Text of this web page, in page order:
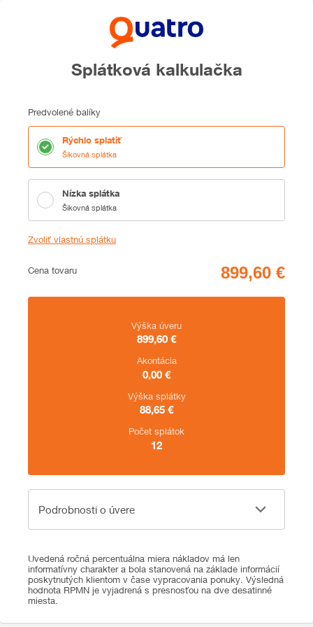
Splátková kalkulačka
Predvolené balíky
Rýchlo splatiť
Šikovná splátka
Nízka splátka
Šikovná splátka
Zvoliť vlastnú splátku
Cena
Cena tovaru
Zhrnutie
Výška úveru
899,60 €
Akontácia
0,00 €
Výška splátky
88,65 €
Počet splátok
12
Podrobnosti o úvere
Podrobnosti o úvere
Uvedená ročná percentuálna miera nákladov má len
informatívny charakter a bola stanovená na základe informácií
poskytnutých klientom v čase vypracovania ponuky. Výsledná
hodnota RPMN je vyjadrená s presnosťou na dve desatinné
miesta.